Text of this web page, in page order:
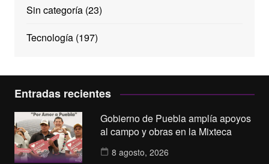
Sin categoría(23)
Tecnología(197)
Entradas recientes
Gobierno de Puebla amplía apoyos
al campo y obras en la Mixteca
8 agosto, 2026